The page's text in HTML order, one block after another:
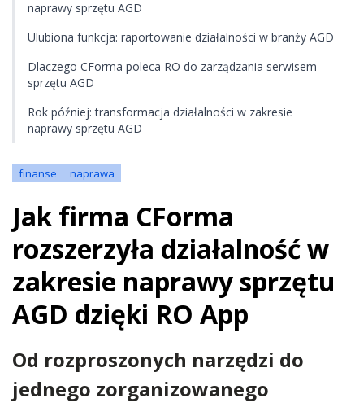
naprawy sprzętu AGD
Ulubiona funkcja: raportowanie działalności w branży AGD
Dlaczego CForma poleca RO do zarządzania serwisem
sprzętu AGD
Rok później: transformacja działalności w zakresie
naprawy sprzętu AGD
finanse naprawa
Jak firma CForma
rozszerzyła działalność w
zakresie naprawy sprzętu
AGD dzięki RO App
Od rozproszonych narzędzi do
jednego zorganizowanego